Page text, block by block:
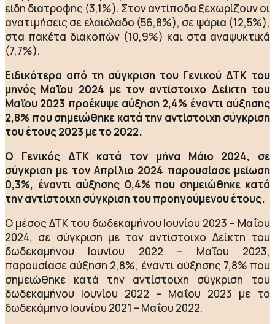
είδη διατροφής (3,1%). Στον αντίποδα ξεχωρίζουν οι
ανατιμήσεις σε ελαιόλαδο (56,8%), σε ψάρια (12,5%),
στα πακέτα διακοπών (10,9%) και στα αναψυκτικά
(7,7%).
Ειδικότερα από τη σύγκριση του Γενικού ΔΤΚ του
μηνός Μαΐου 2024 με τον αντίστοιχο Δείκτη του
Μαΐου 2023 προέκυψε αύξηση 2,4% έναντι αύξησης
2,8% που σημειώθηκε κατά την αντίστοιχη σύγκριση
του έτους 2023 με το 2022.
Ο Γενικός ΔΤΚ κατά τον μήνα Μάιο 2024, σε
σύγκριση με τον Απρίλιο 2024 παρουσίασε μείωση
0,3%, έναντι αύξησης 0,4% που σημειώθηκε κατά
την αντίστοιχη σύγκριση του προηγούμενου έτους.
Ο μέσος ΔΤΚ του δωδεκαμήνου Ιουνίου 2023 – Μαΐου
2024, σε σύγκριση με τον αντίστοιχο Δείκτη του
δωδεκαμήνου Ιουνίου 2022 – Μαΐου 2023,
παρουσίασε αύξηση 2,8%, έναντι αύξησης 7,8% που
σημειώθηκε κατά την αντίστοιχη σύγκριση του
δωδεκαμήνου Ιουνίου 2022 – Μαΐου 2023 με το
δωδεκάμηνο Ιουνίου 2021 – Μαΐου 2022.